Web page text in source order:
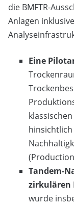
die BMFTR-
Anlagen
Eine
hinsichtlich
Tandem-
zirkulären
wurde